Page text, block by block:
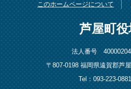
このホームページについて
芦屋町役
法人番号
〒807-0198 福岡県遠賀郡芦
Tel：093-223-